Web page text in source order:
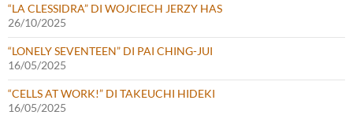
“LA CLESSIDRA” DI WOJCIECH JERZY HAS
26/10/2025
“LONELY SEVENTEEN” DI PAI CHING-JUI
16/05/2025
“CELLS AT WORK!” DI TAKEUCHI HIDEKI
16/05/2025